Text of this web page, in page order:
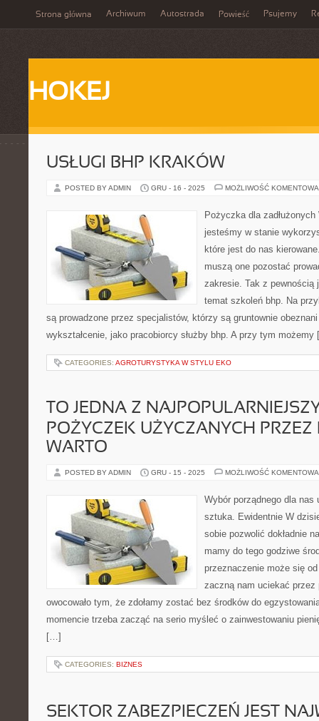
Strona główna Archiwum Autostrada Powieść Psujemy
HOKEJ
USŁUGI BHP KRAKÓW
POSTED BY ADMIN GRU - 16 - 2025 MOŻLIWOŚĆ
Pożyczka dla
jesteśmy w stanie
które jest do nas
muszą one pozostać
zakresie. Tak z pewnością
temat szkoleń bhp. Na
są prowadzone przez specjalistów, którzy są gruntownie
wykształcenie, jako pracobiorcy służby bhp. A przy tym
CATEGORIES: AGROTURYSTYKA W STYLU EKO
TO JEDNA Z
POŻYCZEK UŻYCZANYCH PRZEZ
WARTO
POSTED BY ADMIN GRU - 15 - 2025 MOŻLIWOŚĆ
Wybór porządnego dla nas
sztuka. Ewidentnie W
sobie pozwolić dokładnie
mamy do tego godziwe
przeznaczenie może się
zaczną nam uciekać przez
owocowało tym, że zdołamy zostać bez środków do
momencie trzeba zacząć na serio myśleć o zainwestowaniu
[…]
CATEGORIES: BIZNES
SEKTOR ZABEZPIECZEŃ JEST